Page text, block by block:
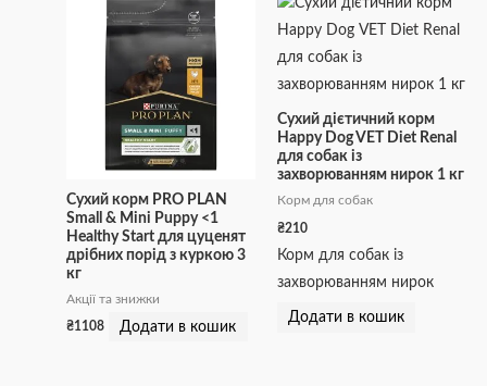
Сухий корм PRO PLAN
Small & Mini Puppy <1
Healthy Start для цуценят
дрібних порід з куркою 3
кг
Акції та знижки
₴1108 Додати в кошик
Сухий дієтичний корм
Happy Dog VET Diet Renal
для собак із
захворюванням нирок 1 кг
Корм для собак
₴210
Корм для собак із
захворюванням нирок
Додати в кошик